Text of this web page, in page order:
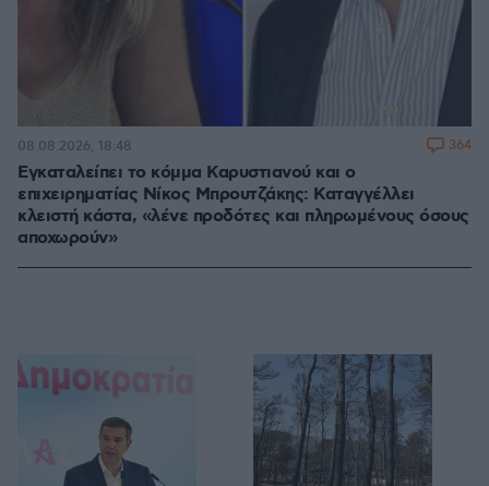
Εγκαταλείπει το κόμμα Καρυστιανού και ο
επιχειρηματίας Νίκος Μπρουτζάκης: Καταγγέλλει
κλειστή κάστα, «λένε προδότες και πληρωμένους όσους
αποχωρούν»
08.08.2026, 18:48 364